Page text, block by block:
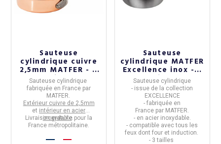
Sauteuse
cylindrique cuivre
2,5mm MATFER - 4
tailles
Sauteuse cylindrique
fabriquée en France par
MATFER.
Extérieur cuivre de 2,5mm
et intérieur en acier
inoxydable.
Livraison gratuite pour la
France métropolitaine.
Sauteuse
cylindrique MATFER
Excellence inox - 3
tailles
Sauteuse cylindrique
- issue de la collection
EXCELLENCE
- fabriquée en
France par MATFER.
- en acier inoxydable.
- compatible avec tous les
feux dont four et induction.
- 3 tailles